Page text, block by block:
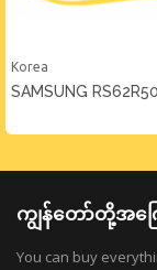
Korea
SAMSUNG
ကျွန်တော်တို့အကြ
You can buy